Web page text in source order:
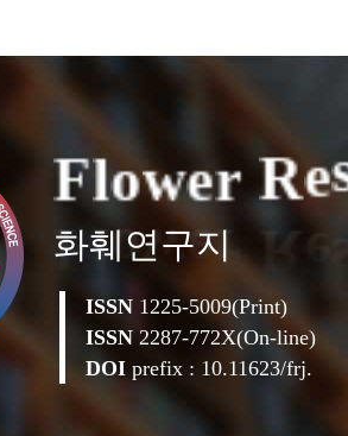
Flower Re
화훼연구지
ISSN 1225-5009(Print)
ISSN 2287-772X(On-line)
DOI prefix : 10.11623/frj.